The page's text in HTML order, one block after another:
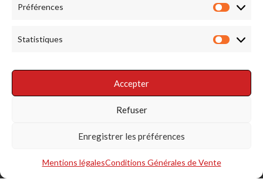
Préférences
Statistiques
Accepter
Refuser
Enregistrer les préférences
Mentions légalesConditions Générales de Vente
RÉSEAUX SOCIAUX
S'INSCRIRE À LA NEWSLETTER